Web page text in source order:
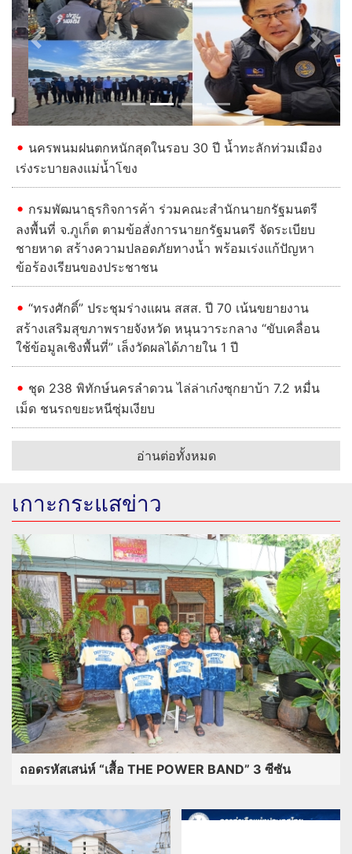
Previous Next
นครพนมฝนตกหนักสุดในรอบ 30 ปี น้ำทะลักท่วมเมือง
เร่งระบายลงแม่น้ำโขง
กรมพัฒนาธุรกิจการค้า ร่วมคณะสำนักนายกรัฐมนตรี
ลงพื้นที่ จ.ภูเก็ต ตามข้อสั่งการนายกรัฐมนตรี จัดระเบียบ
ชายหาด สร้างความปลอดภัยทางน้ำ พร้อมเร่งแก้ปัญหา
ข้อร้องเรียนของประชาชน
“ทรงศักดิ์” ประชุมร่างแผน สสส. ปี 70 เน้นขยายงาน
สร้างเสริมสุขภาพรายจังหวัด หนุนวาระกลาง “ขับเคลื่อน
ใช้ข้อมูลเชิงพื้นที่” เล็งวัดผลได้ภายใน 1 ปี
ชุด 238 พิทักษ์นครลำดวน ไล่ล่าเก๋งซุกยาบ้า 7.2 หมื่น
เม็ด ชนรถขยะหนีซุ่มเงียบ
อ่านต่อทั้งหมด
เกาะกระแสข่าว
ถอดรหัสเสน่ห์ “เสื้อ THE POWER BAND” 3 ซีซัน